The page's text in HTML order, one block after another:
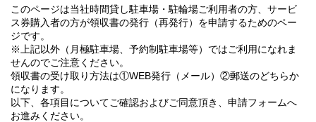
このページは当社時間貸し駐車場・駐輪場ご利用者の方、サービ
ス券購入者の方が領収書の発行（再発行）を申請するためのペー
ジです。
※上記以外（月極駐車場、予約制駐車場等）ではご利用になれま
せんのでご注意ください。
領収書の受け取り方法は①WEB発行（メール）②郵送のどちらか
になります。
以下、各項目についてご確認およびご同意頂き、申請フォームへ
お進みください。